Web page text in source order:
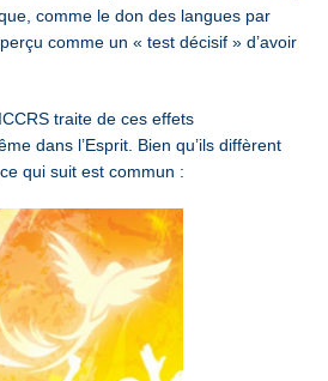
comme le don des langues par
comme un « test décisif » d’avoir
traite de ces effets
dans l’Esprit. Bien qu’ils diffèrent
qui suit est commun :